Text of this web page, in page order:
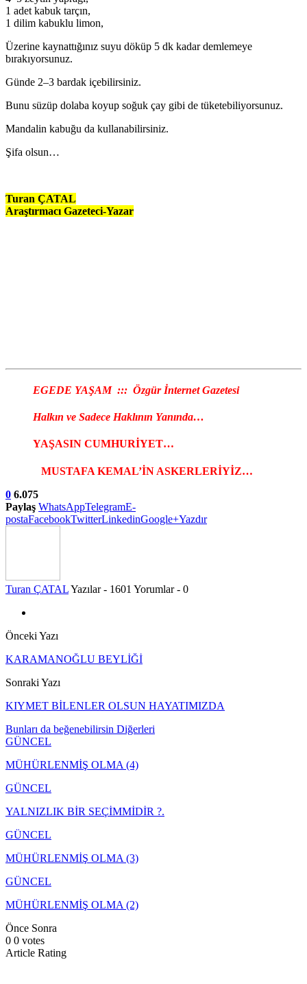
1 adet kabuk tarçın,
1 dilim kabuklu limon,
Üzerine kaynattığınız suyu döküp 5 dk kadar demlemeye
bırakıyorsunuz.
Günde 2–3 bardak içebilirsiniz.
Bunu süzüp dolaba koyup soğuk çay gibi de tüketebiliyorsunuz.
Mandalin kabuğu da kullanabilirsiniz.
Şifa olsun…
Turan ÇATAL
Araştırmacı Gazeteci-Yazar
EGEDE YAŞAM ::: Özgür İnternet Gazetesi
Halkın ve Sadece Haklının Yanında…
YAŞASIN CUMHURİYET…
MUSTAFA KEMAL’İN ASKERLERİYİZ…
0 6.075
Paylaş WhatsAppTelegramE-
postaFacebookTwitterLinkedinGoogle+Yazdır
Turan ÇATALYazılar - 1601 Yorumlar - 0
Önceki Yazı
KARAMANOĞLU BEYLİĞİ
Sonraki Yazı
KIYMET BİLENLER OLSUN HAYATIMIZDA
Bunları da beğenebilirsin Diğerleri
GÜNCEL
MÜHÜRLENMİŞ OLMA (4)
GÜNCEL
YALNIZLIK BİR SEÇİMMİDİR ?.
GÜNCEL
MÜHÜRLENMİŞ OLMA (3)
GÜNCEL
MÜHÜRLENMİŞ OLMA (2)
Önce Sonra
0 0 votes
Article Rating